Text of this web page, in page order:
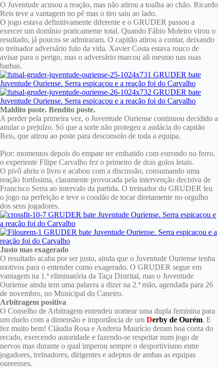
O Juventude acusou a reação, mas não atirou a toalha ao chão. Ricardo
Reis teve a vantagem no pé mas o tiro saiu ao lado.
O jogo estava definitivamente diferente e o GRUDER passou a
exercer um domínio praticamente total. Quando Fábio Moleiro virou o
resultado, já poucos se admiraram. O capitão atirou a contar, deixando
o treinador adversário fulo da vida. Xavier Costa estava rouco de
avisar para o perigo, mas o adversário marcou ali mesmo nas suas
barbas.
Maldito poste. Bendito poste.
A perder pela primeira vez, o Juventude Ouriense continuou decidido a
anular o prejuízo. Só que a sorte não protegeu a audácia do capitão
Reis, que atirou ao poste para desconsolo de toda a equipa.
Pior: momentos depois do empate ter embatido com estrondo no ferro,
o experiente Filipe Carvalho fez o primeiro de dois golos letais.
O pivô abriu o livro e acabou com a discussão, consumando uma
reação fortíssima, claramente provocada pela intervenção decisiva de
Francisco Serra ao intervalo da partida. O treinador do GRUDER leu
o jogo na perfeição e teve o condão de tocar diretamente no orgulho
dos seus jogadores.
Justo mas exagerado
O resultado acaba por ser justo, ainda que o Juventude Ouriense tenha
motivos para o entender como exagerado. O GRUDER segue em
vantagem na 1.ª eliminatória da Taça Distrital, mas o Juventude
Ouriense ainda tem uma palavra a dizer na 2.ª mão, agendada para 26
de novembro, no Municipal do Caneiro.
Arbitragem positiva
O Conselho de Arbitragem entendeu nomear uma dupla feminina para
um duelo com a dimensão e importância de um Derby de Ourém. E
fez muito bem! Cláudia Rosa e Andreia Maurício deram boa conta do
recado, exercendo autoridade e fazendo-se respeitar num jogo de
nervos mas durante o qual imperou sempre o desportivismo entre
jogadores, treinadores, dirigentes e adeptos de ambas as equipas
oureenses.